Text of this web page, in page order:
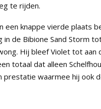
te rijden.
een knappe vierde plaats
de Bibione Sand Storm
Hij bleef Violet tot aan
totaal dat alleen
waarmee hij ook